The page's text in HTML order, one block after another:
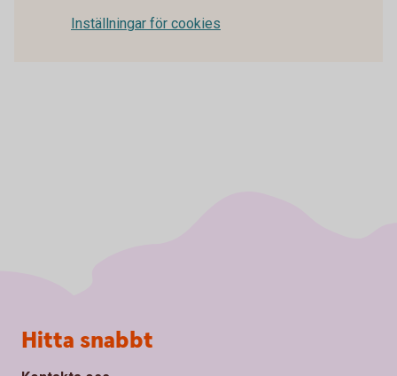
Inställningar för cookies
Sidfot
Hitta snabbt